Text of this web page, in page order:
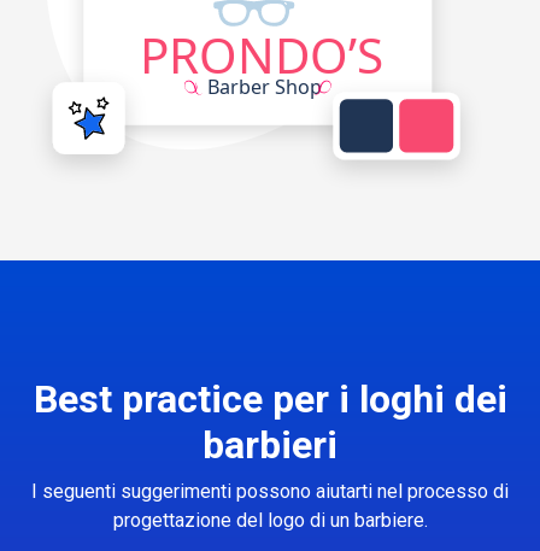
Best practice per i loghi dei
barbieri
I seguenti suggerimenti possono aiutarti nel processo di
progettazione del logo di un barbiere.